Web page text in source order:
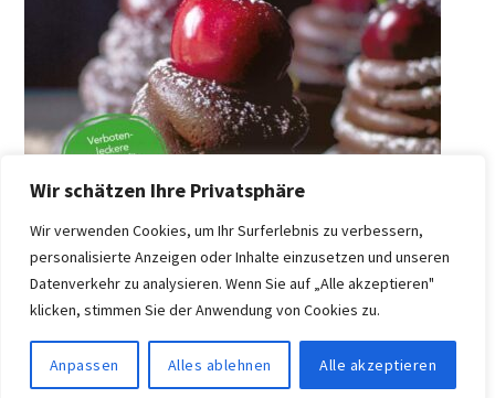
Wir schätzen Ihre Privatsphäre
Wir verwenden Cookies, um Ihr Surferlebnis zu verbessern,
personalisierte Anzeigen oder Inhalte einzusetzen und unseren
Datenverkehr zu analysieren. Wenn Sie auf „Alle akzeptieren"
klicken, stimmen Sie der Anwendung von Cookies zu.
Anpassen Alles ablehnen Alle akzeptieren